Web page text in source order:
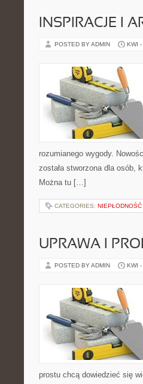
INSPIRACJE I
POSTED BY ADMIN KWI
rozumianego wygody.
została stworzona dla osób,
Można tu […]
CATEGORIES: NIEPŁODNOŚĆ
UPRAWA I
POSTED BY ADMIN KWI
prostu chcą dowiedzieć się